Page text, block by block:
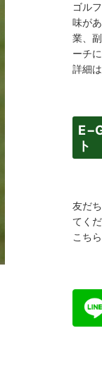
ゴル
味が
業、
ーチ
詳細
ト
友だ
てく
こち